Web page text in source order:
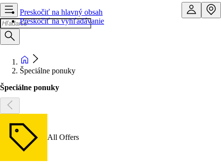
Preskočiť na hlavný obsah
Preskočiť na vyhľadávanie
Špeciálne ponuky
Špeciálne ponuky
All Offers